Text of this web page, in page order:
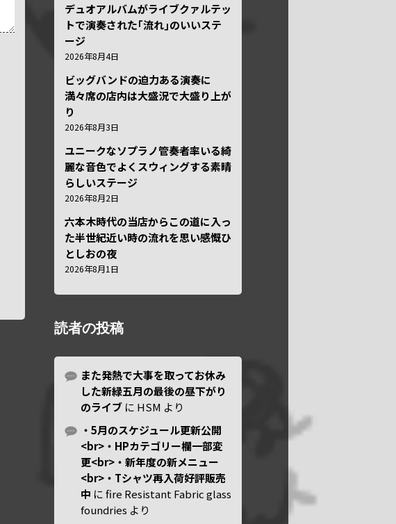
デュオアルバムがライブクァルテッ
トで演奏された｢流れ｣のいいステ
ージ
2026年8月4日
ビッグバンドの迫力ある演奏に
満々席の店内は大盛況で大盛り上が
り
2026年8月3日
ユニークなソプラノ管奏者率いる綺
麗な音色でよくスウィングする素晴
らしいステージ
2026年8月2日
六本木時代の当店からこの道に入っ
た半世紀近い時の流れを思い感慨ひ
としおの夜
2026年8月1日
読者の投稿
また発熱で大事を取ってお休み
した新緑五月の最後の昼下がり
のライブ に HSM より
・5月のスケジュール更新公開
<br>・HPカテゴリー欄一部変
更<br>・新年度の新メニュー
<br>・Tシャツ再入荷好評販売
中 にfire Resistant Fabric glass
foundries より